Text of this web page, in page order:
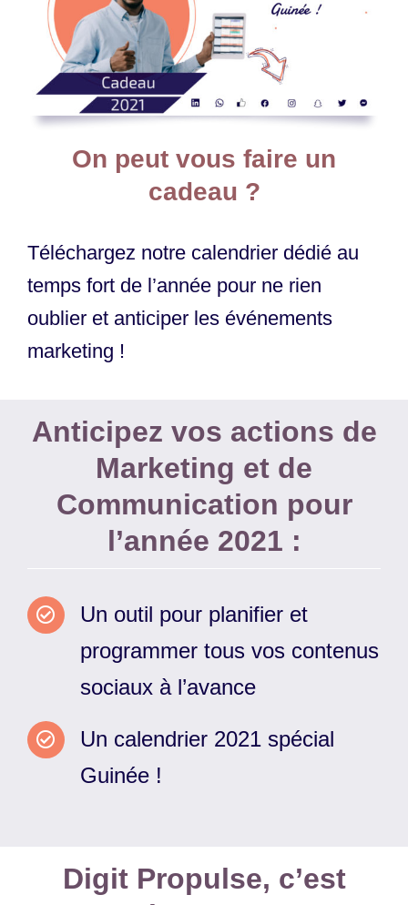
On peut vous faire un
cadeau ?
Téléchargez notre calendrier dédié au
temps fort de l’année pour ne rien
oublier et anticiper les événements
marketing !
Anticipez vos actions de
Marketing et de
Communication pour
l’année 2021 :
Un outil pour planifier et
programmer tous vos contenus
sociaux à l’avance
Un calendrier 2021 spécial
Guinée !
Digit Propulse, c’est